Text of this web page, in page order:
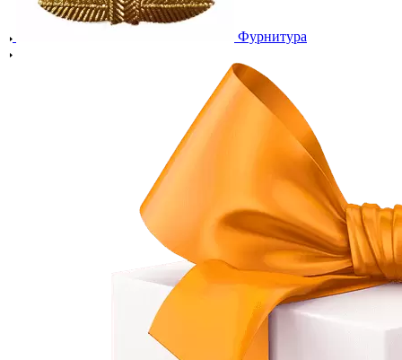
Фурнитура